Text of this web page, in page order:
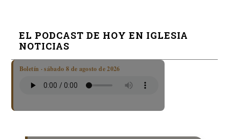
EL PODCAST DE HOY EN IGLESIA
NOTICIAS
Boletín · sábado 8 de agosto de 2026